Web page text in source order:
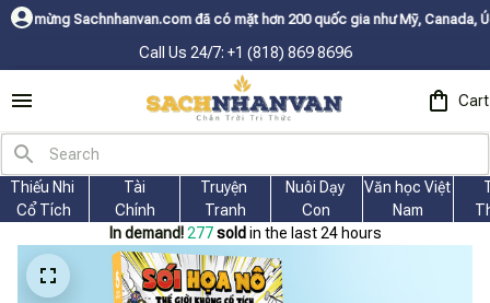
đã có mặt hơn 200 quốc gia như Mỹ, Canada, Úc, Nhật, Hàn, và
Call Us 24/7: +1 (818) 869 8696
Cart
Thiếu Nhi
Cổ Tích
Tài
Chính
Truyện
Tranh
Nuôi Dạy
Con
Văn học Việt
Nam
In demand! 277 sold in the last 24 hours